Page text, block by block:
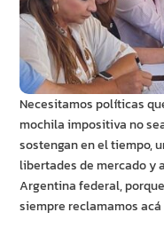
Necesitamos políticas
mochila impositiva no
sostengan en el tiempo,
libertades de mercado y
Argentina federal,
siempre reclamamos